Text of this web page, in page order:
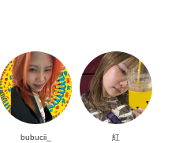
bubucii_ 紅